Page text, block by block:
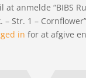
anmelde “BIBS
– Str. 1 – Cornflower”
in for at afgive